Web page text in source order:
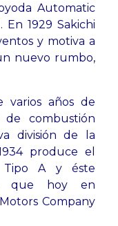
Automatic
En 1929Sakichi
y motiva a
nuevo rumbo,
varios años de
de combustión
división de
la
produce el
Tipo A y éste
que hoy en
Company